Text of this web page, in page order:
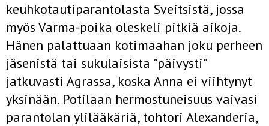
keuhkotautiparantolasta Sveitsistä, jossa
myös Varma-poika oleskeli pitkiä aikoja.
Hänen palattuaan kotimaahan joku perheen
jäsenistä tai sukulaisista ”päivysti”
jatkuvasti Agrassa, koska Anna ei viihtynyt
yksinään. Potilaan hermostuneisuus vaivasi
parantolan ylilääkäriä, tohtori Alexanderia,